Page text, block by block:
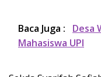
Baca Juga :
Desa
Mahasiswa UPI